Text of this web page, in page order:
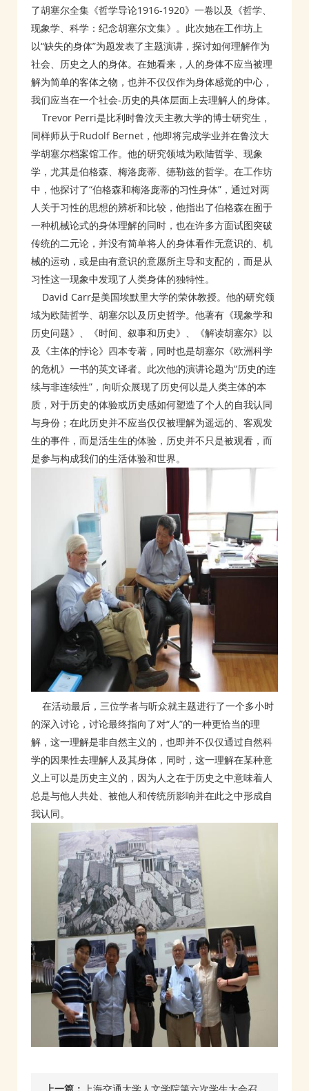
了胡塞尔全集《哲学导论1916-1920》一卷以及《哲学、
现象学、科学：纪念胡塞尔文集》。此次她在工作坊上
以“缺失的身体”为题发表了主题演讲，探讨如何理解作为
社会、历史之人的身体。在她看来，人的身体不应当被理
解为简单的客体之物，也并不仅仅作为身体感觉的中心，
我们应当在一个社会-历史的具体层面上去理解人的身体。
Trevor Perri是比利时鲁汶天主教大学的博士研究生，
同样师从于Rudolf Bernet，他即将完成学业并在鲁汶大
学胡塞尔档案馆工作。他的研究领域为欧陆哲学、现象
学，尤其是伯格森、梅洛庞蒂、德勒兹的哲学。在工作坊
中，他探讨了“伯格森和梅洛庞蒂的习性身体”，通过对两
人关于习性的思想的辨析和比较，他指出了伯格森在囿于
一种机械论式的身体理解的同时，也在许多方面试图突破
传统的二元论，并没有简单将人的身体看作无意识的、机
械的运动，或是由有意识的意愿所主导和支配的，而是从
习性这一现象中发现了人类身体的独特性。
David Carr是美国埃默里大学的荣休教授。他的研究领
域为欧陆哲学、胡塞尔以及历史哲学。他著有《现象学和
历史问题》、《时间、叙事和历史》、《解读胡塞尔》以
及《主体的悖论》四本专著，同时也是胡塞尔《欧洲科学
的危机》一书的英文译者。此次他的演讲论题为“历史的连
续与非连续性”，向听众展现了历史何以是人类主体的本
质，对于历史的体验或历史感如何塑造了个人的自我认同
与身份；在此历史并不应当仅仅被理解为遥远的、客观发
生的事件，而是活生生的体验，历史并不只是被观看，而
是参与构成我们的生活体验和世界。
在活动最后，三位学者与听众就主题进行了一个多小时
的深入讨论，讨论最终指向了对“人”的一种更恰当的理
解，这一理解是非自然主义的，也即并不仅仅通过自然科
学的因果性去理解人及其身体，同时，这一理解在某种意
义上可以是历史主义的，因为人之在于历史之中意味着人
总是与他人共处、被他人和传统所影响并在此之中形成自
我认同。